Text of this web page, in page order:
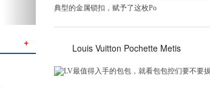
＋
典型的金属锁扣，赋予了这枚Po
Louis Vuitton Pochette Metis